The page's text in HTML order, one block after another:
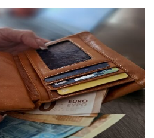
n
o
kl
a
ss
ni
ki
e
gr
a
m
.R
u
er п
р
а
в
и
т
ь